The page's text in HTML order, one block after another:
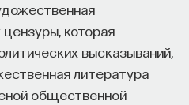
которая
высказываний,
литература
общественной
Максутов запускает
для поиска и найма
Technology,